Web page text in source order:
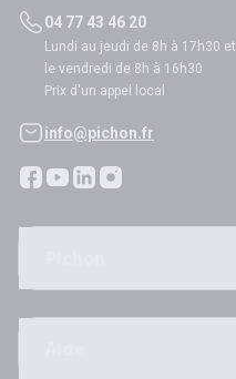
04 77 43 46 20
Lundi au jeudi de 8h à 17h30 et
le vendredi de 8h à 16h30
Prix d'un appel local
info@pichon.fr